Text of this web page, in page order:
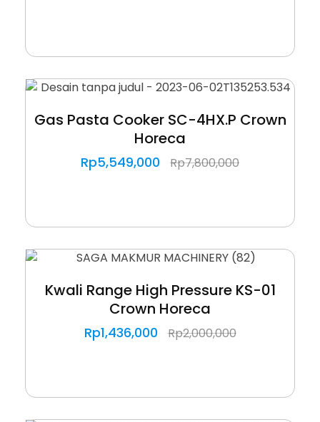
Gas Pasta Cooker SC-4HX.P Crown
Horeca
Rp5,549,000 Rp7,800,000
Kwali Range High Pressure KS-01
Crown Horeca
Rp1,436,000 Rp2,000,000